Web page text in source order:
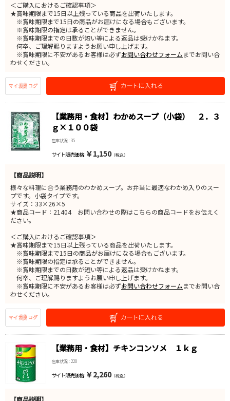
＜ご購入におけるご確認事項＞
★賞味期限まで15日以上残っている商品を出荷いたします。
※賞味期限まで15日の商品がお届けになる場合もございます。
※賞味期限の指定は承ることができません。
※賞味期限までの日数が短い等による返品は受けかねます。
何卒、ご理解賜りますようお願い申し上げます。
※賞味期限に不安があるお客様は必ずお問い合わせフォームまでお問い合
わせください。
【業務用・食材】わかめスープ（小袋） ２．３
ｇ×１００袋
在庫状況 : 35
サイト販売価格 : ￥1,150（税込）
【商品説明】
様々な料理に合う業務用のわかめスープ。お弁当に最適なわかめ入りのスー
プです。小袋タイプです。
サイズ：33×26×5
★商品コード：21404 お問い合わせの際はこちらの商品コードをお伝えく
ださい。
＜ご購入におけるご確認事項＞
★賞味期限まで15日以上残っている商品を出荷いたします。
※賞味期限まで15日の商品がお届けになる場合もございます。
※賞味期限の指定は承ることができません。
※賞味期限までの日数が短い等による返品は受けかねます。
何卒、ご理解賜りますようお願い申し上げます。
※賞味期限に不安があるお客様は必ずお問い合わせフォームまでお問い合
わせください。
【業務用・食材】チキンコンソメ １ｋｇ
在庫状況 : 220
サイト販売価格 : ￥2,260（税込）